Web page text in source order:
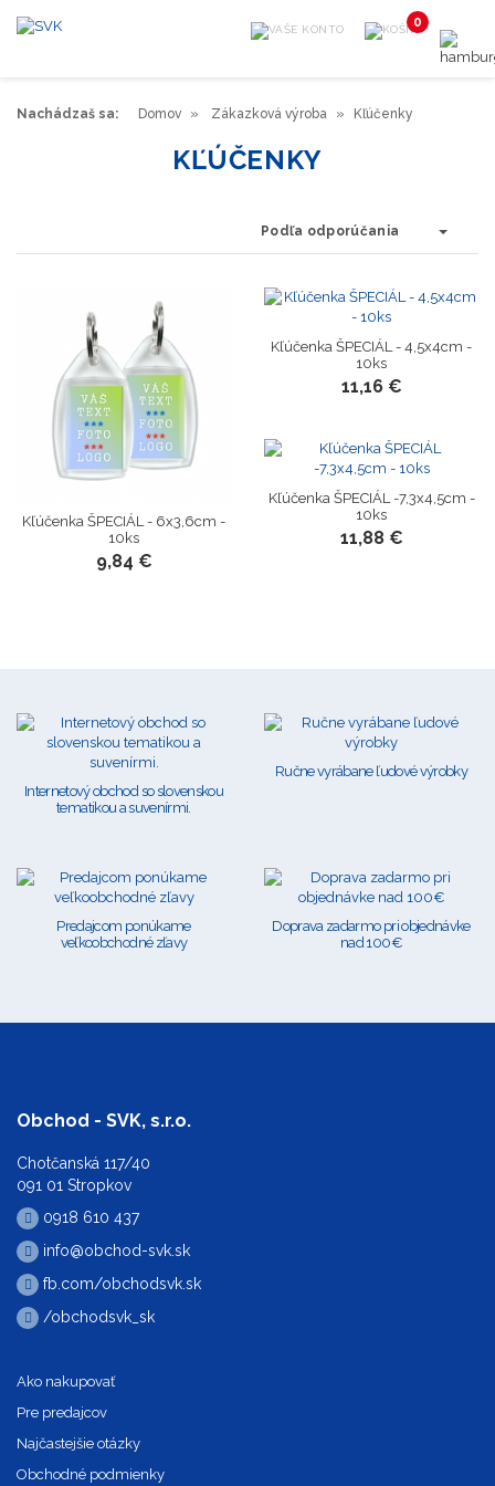
Nachádzaš sa: Domov Zákazková výroba Kľúčenky
KĽÚČENKY
Podľa odporúčania
Kľúčenka ŠPECIÁL - 6x3,6cm -
10ks
9,84 €
Kľúčenka ŠPECIÁL - 4,5x4cm -
10ks
11,16 €
Kľúčenka ŠPECIÁL -7,3x4,5cm -
10ks
11,88 €
Internetový obchod so slovenskou
tematikou a suvenírmi.
Ručne vyrábane ľudové výrobky
Predajcom ponúkame
veľkoobchodné zľavy
Doprava zadarmo pri objednávke
nad 100€
Obchod - SVK, s.r.o.
Chotčanská 117/40
091 01 Stropkov
0918 610 437
info@obchod-svk.sk
fb.com/obchodsvk.sk
/obchodsvk_sk
Ako nakupovať
Pre predajcov
Najčastejšie otázky
Obchodné podmienky
0